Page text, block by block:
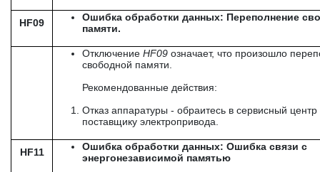
HF09
Ошибка обработки данных: Переполнение
памяти.
Отключение HF09 означает, что произошло
свободной памяти.
Рекомендованные действия:
Отказ аппаратуры - обраитесь в сервисный центр
поставщику электропривода.
HF11
Ошибка обработки данных: Ошибка связи с
энергонезависимой памятью